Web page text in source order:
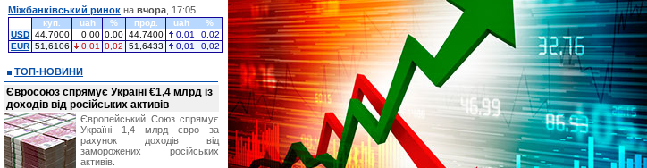
Міжбанківський ринок на вчора , 17:05
куп. uah % прод. uah
%
USD 44,7000 0,00 0,00 44,7400 0,01
0,02
EUR 51,6106 0,01 0,02 51,6433 0,01 0,02
ТОП-НОВИНИ
Євросоюз спрямує Україні €1,4 млрд із
доходів від російських активів
Європейський Союз спрямує
Україні 1,4 млрд євро за
рахунок доходів від
заморожених російських
активів.